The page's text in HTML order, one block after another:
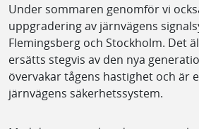
Under sommaren genomför vi
uppgradering av järnvägens
Flemingsberg och Stockholm. Det
ersätts stegvis av den nya
övervakar tågens hastighet och är
järnvägens säkerhetssystem.